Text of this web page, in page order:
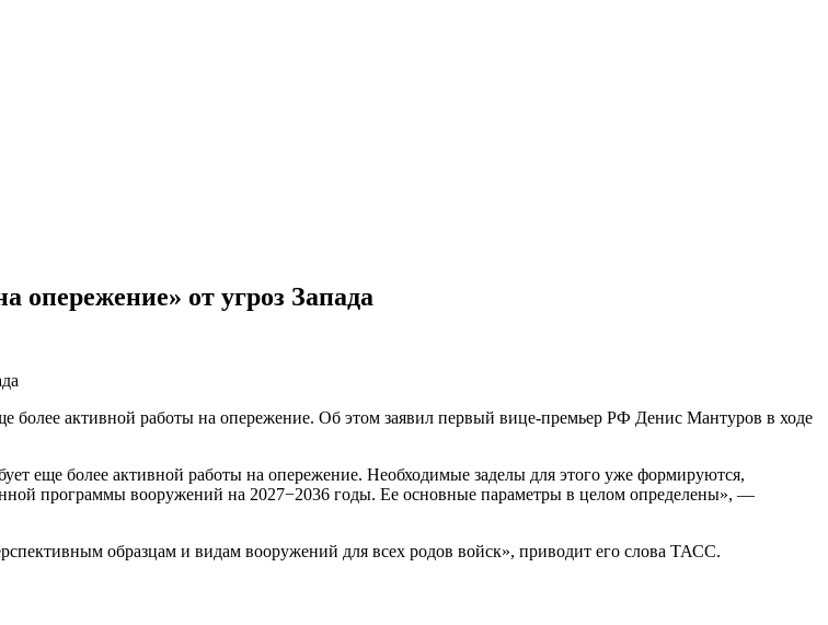
опережение» от угроз Запада
более активной работы на опережение. Об этом заявил первый вице-премьер РФ Денис Мантуров в ходе
еще более активной работы на опережение. Необходимые заделы для этого уже формируются,
программы вооружений на 2027−2036 годы. Ее основные параметры в целом определены», —
образцам и видам вооружений для всех родов войск», приводит его слова ТАСС.